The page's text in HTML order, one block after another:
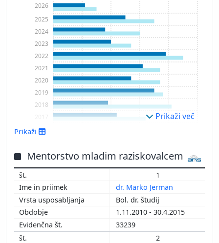
2008
2009
2010
2011
2014
2016
2017
2018
2019
2020
2021
2022
2023
2024
2025
2026
Prikaži več
Prikaži
Mentorstvo mladim raziskovalcem
1
dr. Marko Jerman
Bol. dr. študij
1.11.2010 - 30.4.2015
33239
2